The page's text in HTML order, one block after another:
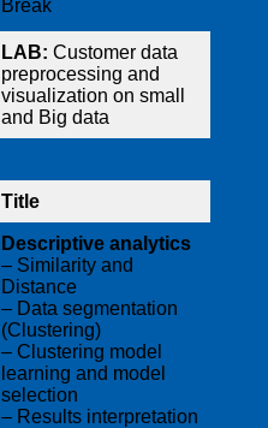
Break
LAB: Customer data
preprocessing and
visualization on small
and Big data
Title
Descriptive analytics
– Similarity and
Distance
– Data segmentation
(Clustering)
– Clustering model
learning and model
selection
– Results interpretation